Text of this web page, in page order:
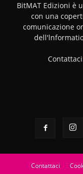
BitMAT Edizioni è
con una
comunicazione
Contattaci